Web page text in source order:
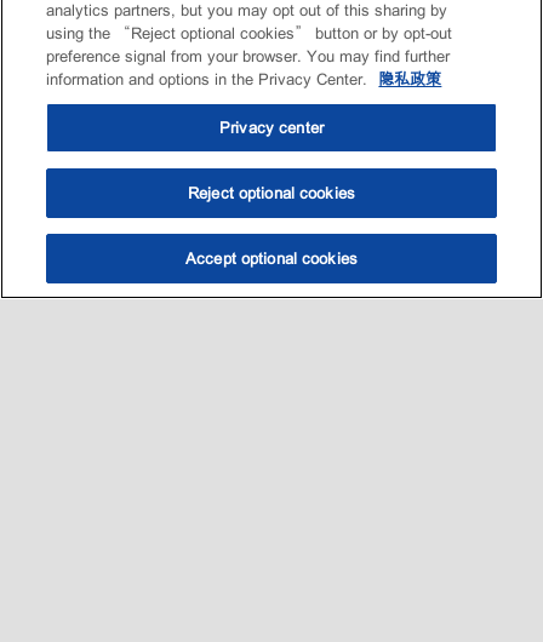
选油助手 查找门店
analytics partners, but you may opt out of this sharing by
using the “Reject optional cookies” button or by opt-out
preference signal from your browser. You may find further
information and options in the Privacy Center.
隐私政策
Privacy center
Reject optional cookies
Accept optional cookies